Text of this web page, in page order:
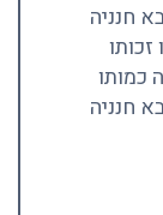
חנניה
זכותו
כמותו
חנניה